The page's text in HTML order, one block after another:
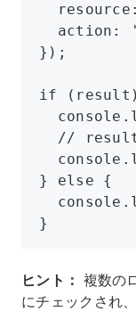
  resource
:
  action
:
});
if
  console
//
  console
} else {
  console
}
ヒント： 複数の
にチェックされ